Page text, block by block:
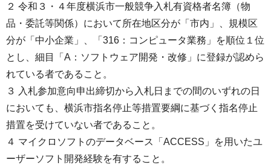
２ 令和３・４年度横浜市一般競争入札有資格者名簿（物
品・委託等関係）において所在地区分が「市内」、規模区
分が「中小企業」、「316：コンピュータ業務」を順位１位
とし、細目「A：ソフトウェア開発・改修」に登録が認めら
れている者であること。
３ 入札参加意向申出締切から入札日までの間のいずれの日
においても、横浜市指名停止等措置要綱に基づく指名停止
措置を受けていない者であること。
４ マイクロソフトのデータベース「ACCESS」を用いたユ
ーザーソフト開発経験を有すること。